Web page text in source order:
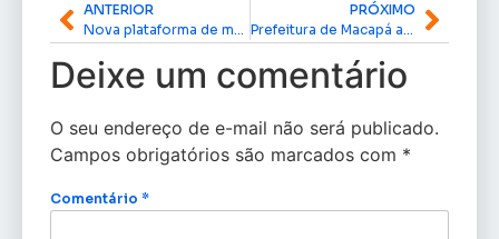
ANTERIOR
Nova plataforma de mobilidade urbana é lançada em Macapá
PRÓXIMO
Prefeitura de Macapá amplia rede de proteção para mulheres vítimas de violência
Deixe um comentário
O seu endereço de e-mail não será publicado.
Campos obrigatórios são marcados com *
Comentário *